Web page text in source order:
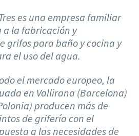
es una empresa familiar
la fabricación y
grifos para baño y cocina y
el uso del agua.
el mercado europeo, la
en Vallirana (Barcelona)
producen más de
de grifería con el
a las necesidades de